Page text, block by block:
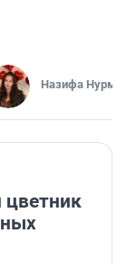
Назифа
цветник